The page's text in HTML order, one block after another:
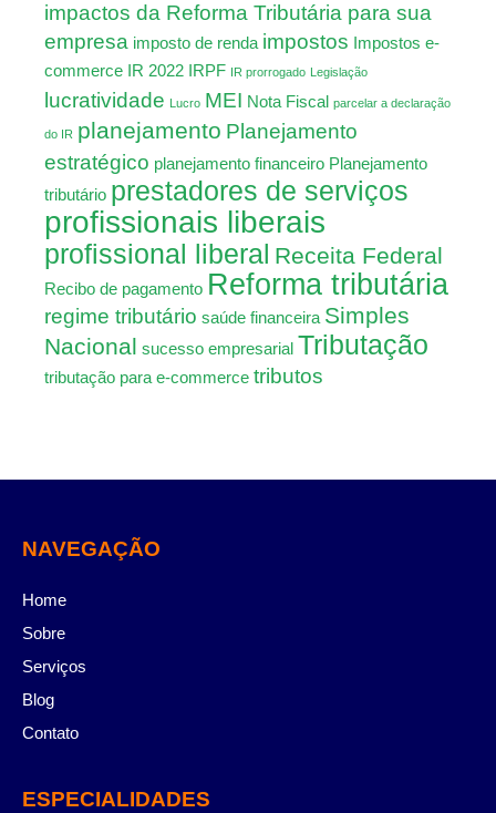
impactos da Reforma Tributária para sua
empresa imposto de renda impostos Impostos e-
commerce IR 2022 IRPF IR prorrogado Legislação
lucratividade Lucro MEI Nota Fiscal parcelar a declaração
do IR planejamento Planejamento
estratégico planejamento financeiro Planejamento
tributário prestadores de serviços
profissionais liberais
profissional liberal Receita Federal
Recibo de pagamento Reforma tributária
regime tributário saúde financeira Simples
Nacional sucesso empresarial Tributação
tributação para e-commerce tributos
NAVEGAÇÃO
Home
Sobre
Serviços
Blog
Contato
ESPECIALIDADES